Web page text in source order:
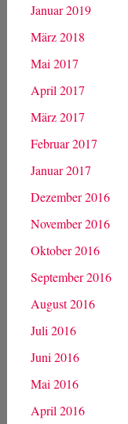
Januar 2019
März 2018
Mai 2017
April 2017
März 2017
Februar 2017
Januar 2017
Dezember 2016
November 2016
Oktober 2016
September 2016
August 2016
Juli 2016
Juni 2016
Mai 2016
April 2016